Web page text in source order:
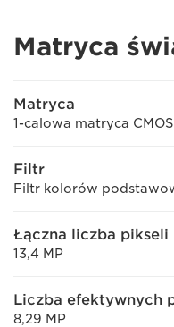
Matryca
Matryca
1-calowa matryca CMOS
Filtr
Filtr kolorów
Łączna liczba pikseli
13,4 MP
Liczba efektywnych
8,29 MP